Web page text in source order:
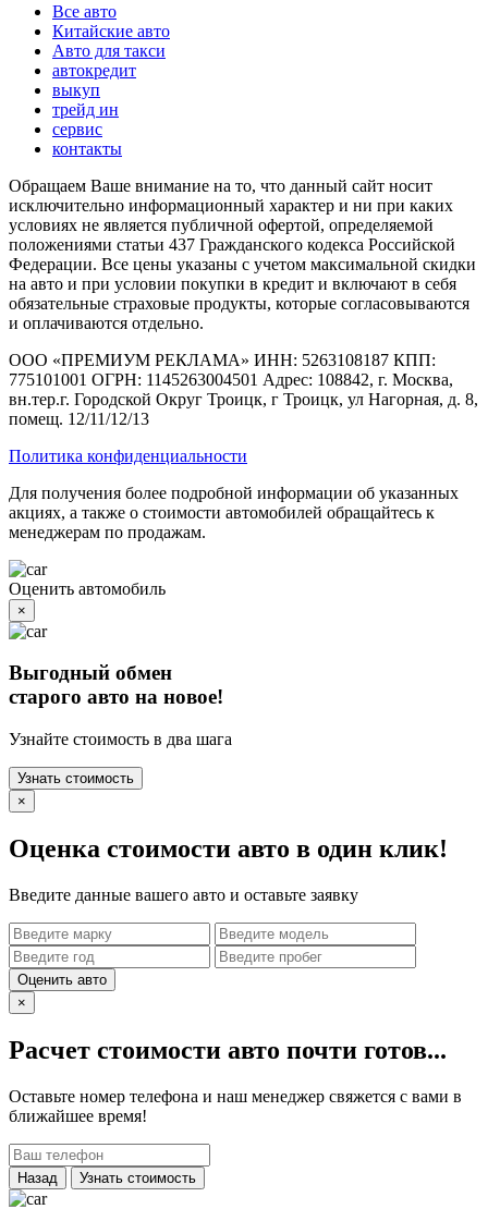
Все авто
Китайские авто
Авто для такси
автокредит
выкуп
трейд ин
сервис
контакты
Обращаем Ваше внимание на то, что данный сайт носит
исключительно информационный характер и ни при каких
условиях не является публичной офертой, определяемой
положениями статьи 437 Гражданского кодекса Российской
Федерации. Все цены указаны с учетом максимальной скидки
на авто и при условии покупки в кредит и включают в себя
обязательные страховые продукты, которые согласовываются
и оплачиваются отдельно.
ООО «ПРЕМИУМ РЕКЛАМА» ИНН: 5263108187 КПП:
775101001 ОГРН: 1145263004501 Адрес: 108842, г. Москва,
вн.тер.г. Городской Округ Троицк, г Троицк, ул Нагорная, д. 8,
помещ. 12/11/12/13
Политика конфиденциальности
Для получения более подробной информации об указанных
акциях, а также о стоимости автомобилей обращайтесь к
менеджерам по продажам.
Оценить автомобиль
×
Выгодный обмен
старого авто на новое!
Узнайте стоимость в два шага
Узнать стоимость
×
Оценка стоимости авто в один клик!
Введите данные вашего авто и оставьте заявку
Оценить авто
×
Расчет стоимости авто почти готов...
Оставьте номер телефона и наш менеджер свяжется с вами в
ближайшее время!
Назад Узнать стоимость